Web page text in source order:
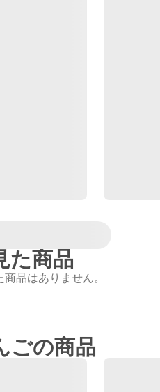
た商品
品はありません。
ごの商品